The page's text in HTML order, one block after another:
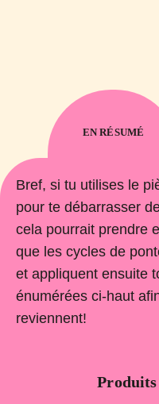
EN RÉSUMÉ
Bref, si tu utilises le
pour te débarrasser
cela pourrait prendre
que les cycles de
et appliquent ensuite
énumérées ci-haut
reviennent!